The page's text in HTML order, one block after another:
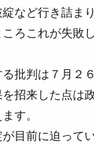
など行き詰ま
ろこれが失敗
批判は７月２
招来した点は
す。
目前に迫って